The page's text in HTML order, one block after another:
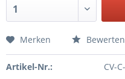
Merken Bewerten
Artikel-Nr.: CV-